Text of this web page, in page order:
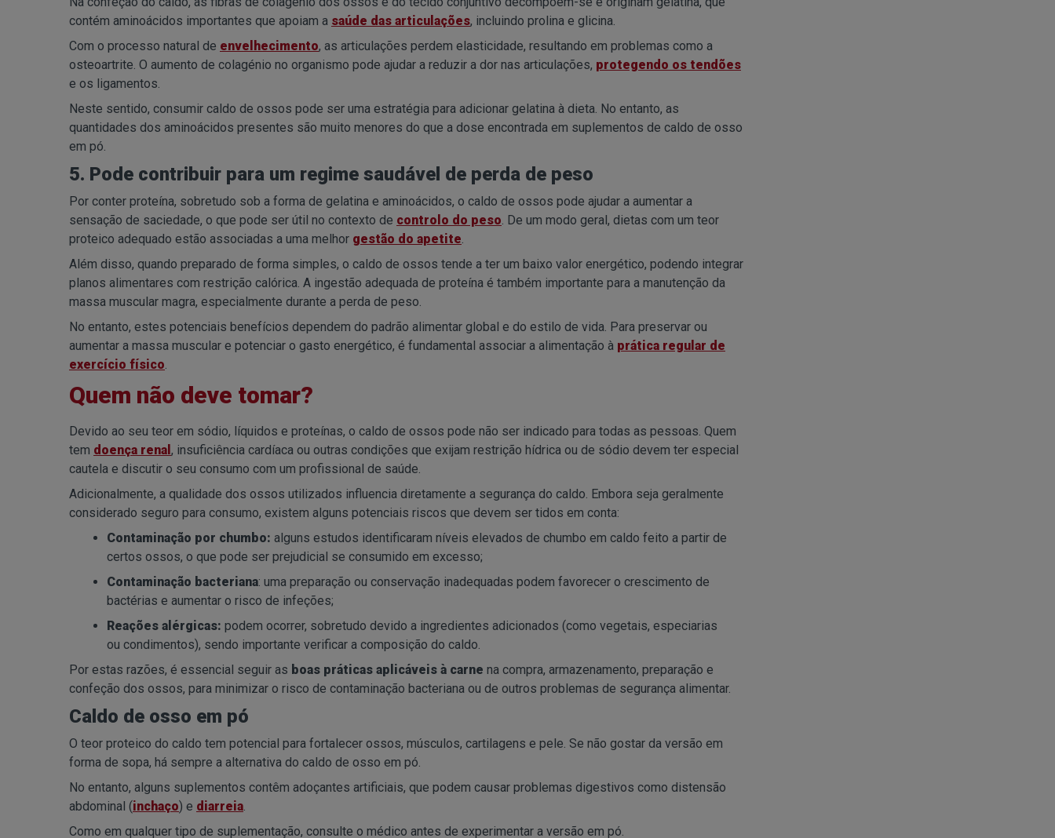
contém aminoácidos importantes que apoiam a saúde das articulações, incluindo prolina e glicina.
Com o processo natural de envelhecimento, as articulações perdem elasticidade, resultando em problemas como a
osteoartrite. O aumento de colagénio no organismo pode ajudar a reduzir a dor nas articulações, protegendo os tendões
e os ligamentos.
Neste sentido, consumir caldo de ossos pode ser uma estratégia para adicionar gelatina à dieta. No entanto, as
quantidades dos aminoácidos presentes são muito menores do que a dose encontrada em suplementos de caldo de osso
em pó.
5. Pode contribuir para um regime saudável de perda de peso
Por conter proteína, sobretudo sob a forma de gelatina e aminoácidos, o caldo de ossos pode ajudar a aumentar a
sensação de saciedade, o que pode ser útil no contexto de controlo do peso. De um modo geral, dietas com um teor
proteico adequado estão associadas a uma melhor gestão do apetite.
Além disso, quando preparado de forma simples, o caldo de ossos tende a ter um baixo valor energético, podendo integrar
planos alimentares com restrição calórica. A ingestão adequada de proteína é também importante para a manutenção da
massa muscular magra, especialmente durante a perda de peso.
No entanto, estes potenciais benefícios dependem do padrão alimentar global e do estilo de vida. Para preservar ou
aumentar a massa muscular e potenciar o gasto energético, é fundamental associar a alimentação à prática regular de
exercício físico.
Quem não deve tomar?
Devido ao seu teor em sódio, líquidos e proteínas, o caldo de ossos pode não ser indicado para todas as pessoas. Quem
tem doença renal , insuficiência cardíaca ou outras condições que exijam restrição hídrica ou de sódio devem ter especial
cautela e discutir o seu consumo com um profissional de saúde.
Adicionalmente, a qualidade dos ossos utilizados influencia diretamente a segurança do caldo. Embora seja geralmente
considerado seguro para consumo, existem alguns potenciais riscos que devem ser tidos em conta:
Contaminação por chumbo: alguns estudos identificaram níveis elevados de chumbo em caldo feito a partir de
certos ossos, o que pode ser prejudicial se consumido em excesso;
Contaminação bacteriana: uma preparação ou conservação inadequadas podem favorecer o crescimento de
bactérias e aumentar o risco de infeções;
Reações alérgicas: podem ocorrer, sobretudo devido a ingredientes adicionados (como vegetais, especiarias
ou condimentos), sendo importante verificar a composição do caldo.
Por estas razões, é essencial seguir as boas práticas aplicáveis à carne na compra, armazenamento, preparação e
confeção dos ossos, para minimizar o risco de contaminação bacteriana ou de outros problemas de segurança alimentar.
Caldo de osso em pó
O teor proteico do caldo tem potencial para fortalecer ossos, músculos, cartilagens e pele. Se não gostar da versão em
forma de sopa, há sempre a alternativa do caldo de osso em pó.
No entanto, alguns suplementos contêm adoçantes artificiais, que podem causar problemas digestivos como distensão
abdominal (inchaço) e diarreia.
Como em qualquer tipo de suplementação, consulte o médico antes de experimentar a versão em pó.